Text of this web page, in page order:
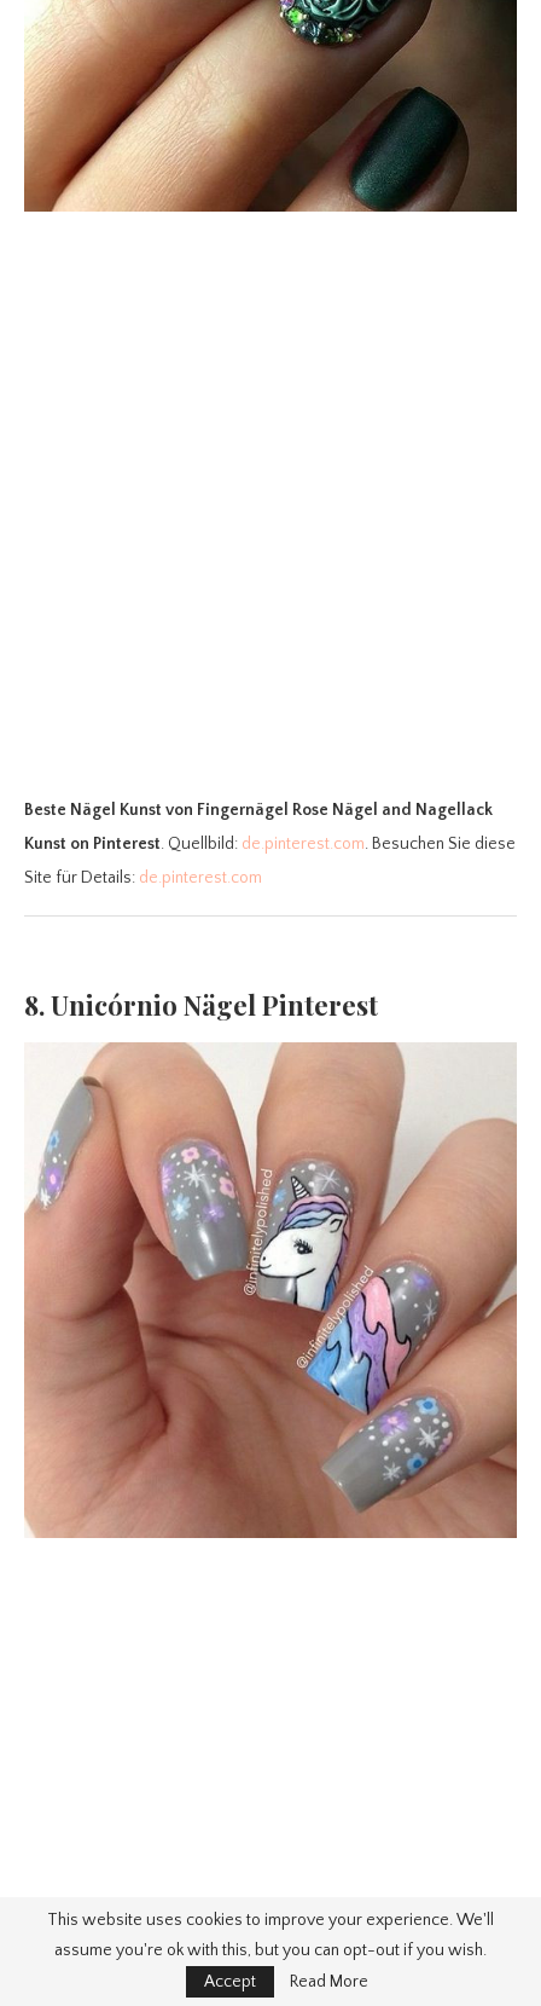
Beste Nägel Kunst von Fingernägel Rose Nägel and Nagellack
Kunst on Pinterest. Quellbild: de.pinterest.com. Besuchen Sie diese
Site für Details: de.pinterest.com
8. Unicórnio Nägel Pinterest
This website uses cookies to improve your experience. We'll
assume you're ok with this, but you can opt-out if you wish.
Accept
Read More